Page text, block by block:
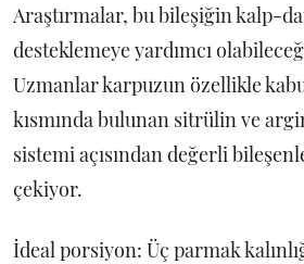
Araştırmalar, bu bileşiğin kalp-
desteklemeye yardımcı
Uzmanlar karpuzun özellikle
kısmında bulunan sitrülin ve
sistemi açısından değerli
çekiyor.
İdeal porsiyon: Üç parmak